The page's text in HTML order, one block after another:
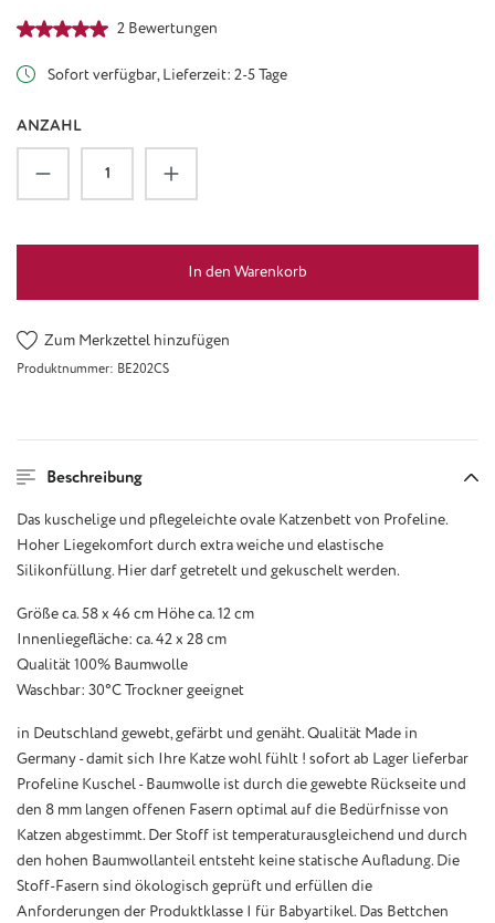
Durchschnittliche Bewertung von 5 von 5 Sternen
2 Bewertungen
Sofort verfügbar, Lieferzeit: 2-5 Tage
ANZAHL
Produkt Anzahl: Gib den gewünschten Wert
In den Warenkorb
Zum Merkzettel hinzufügen
Produktnummer: BE202CS
Beschreibung
Das kuschelige und pflegeleichte ovale Katzenbett von Profeline.
Hoher Liegekomfort durch extra weiche und elastische
Silikonfüllung. Hier darf getretelt und gekuschelt werden.
Größe ca. 58 x 46 cm Höhe ca. 12 cm
Innenliegefläche: ca. 42 x 28 cm
Qualität 100% Baumwolle
Waschbar: 30°C Trockner geeignet
in Deutschland gewebt, gefärbt und genäht. Qualität Made in
Germany - damit sich Ihre Katze wohl fühlt ! sofort ab Lager lieferbar
Profeline Kuschel - Baumwolle ist durch die gewebte Rückseite und
den 8 mm langen offenen Fasern optimal auf die Bedürfnisse von
Katzen abgestimmt. Der Stoff ist temperaturausgleichend und durch
den hohen Baumwollanteil entsteht keine statische Aufladung. Die
Stoff-Fasern sind ökologisch geprüft und erfüllen die
Anforderungen der Produktklasse I für Babyartikel. Das Bettchen